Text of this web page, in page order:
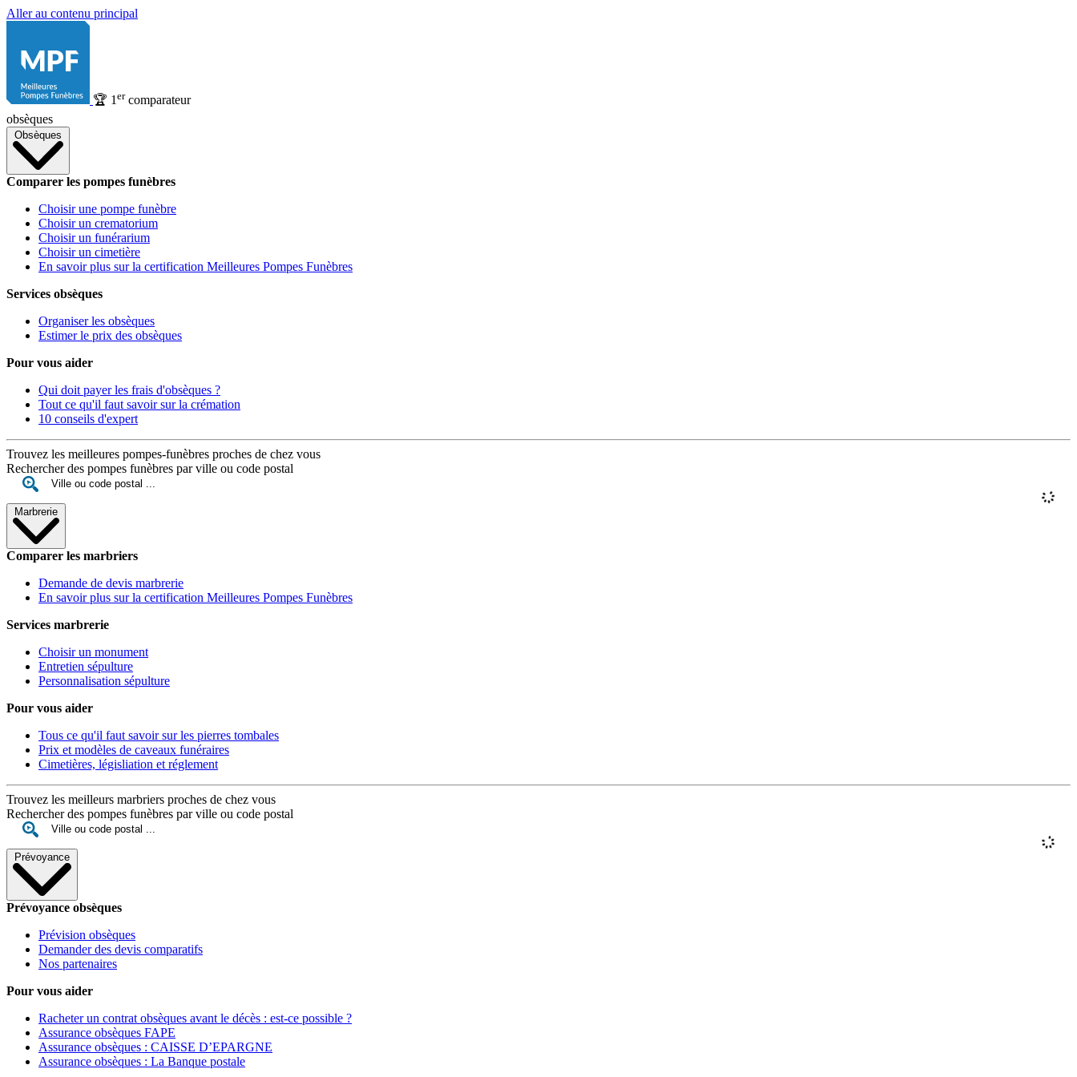
Aller au contenu principal
🏆 1 ercomparateur
obsèques
Obsèques
Comparer les pompes funèbres
Choisir une pompe funèbre
Choisir un crematorium
Choisir un funérarium
Choisir un cimetière
En savoir plus sur la certification Meilleures Pompes Funèbres
Services obsèques
Organiser les obsèques
Estimer le prix des obsèques
Pour vous aider
Qui doit payer les frais d'obsèques ?
Tout ce qu'il faut savoir sur la crémation
10 conseils d'expert
Trouvez les meilleures pompes-funèbres proches de chez vous
Rechercher des pompes funèbres par ville ou code postal
Marbrerie
Comparer les marbriers
Demande de devis marbrerie
En savoir plus sur la certification Meilleures Pompes Funèbres
Services marbrerie
Choisir un monument
Entretien sépulture
Personnalisation sépulture
Pour vous aider
Tous ce qu'il faut savoir sur les pierres tombales
Prix et modèles de caveaux funéraires
Cimetières, législiation et réglement
Trouvez les meilleurs marbriers proches de chez vous
Rechercher des pompes funèbres par ville ou code postal
Prévoyance
Prévoyance obsèques
Prévision obsèques
Demander des devis comparatifs
Nos partenaires
Pour vous aider
Racheter un contrat obsèques avant le décès : est-ce possible ?
Assurance obsèques FAPE
Assurance obsèques : CAISSE D’EPARGNE
Assurance obsèques : La Banque postale